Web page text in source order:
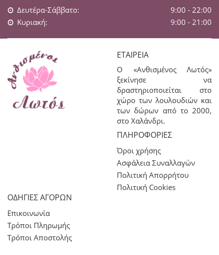
Δευτέρα-Σάββατο:
9:00 - 22:00
Κυριακή:
9:00 - 21:00
ΕΤΑΙΡΕΊΑ
Ο «Ανθισμένος Λωτός»
ξεκίνησε να
δραστηριοποιείται στο
χώρο των λουλουδιών και
των δώρων από το 2000,
στο Χαλάνδρι.
ΠΛΗΡΟΦΟΡΊΕΣ
Όροι χρήσης
Ασφάλεια Συναλλαγών
Πολιτική Απορρήτου
Πολιτική Cookies
ΟΔΗΓΙΕΣ ΑΓΟΡΩΝ
Επικοινωνία
Τρόποι Πληρωμής
Τρόποι Αποστολής